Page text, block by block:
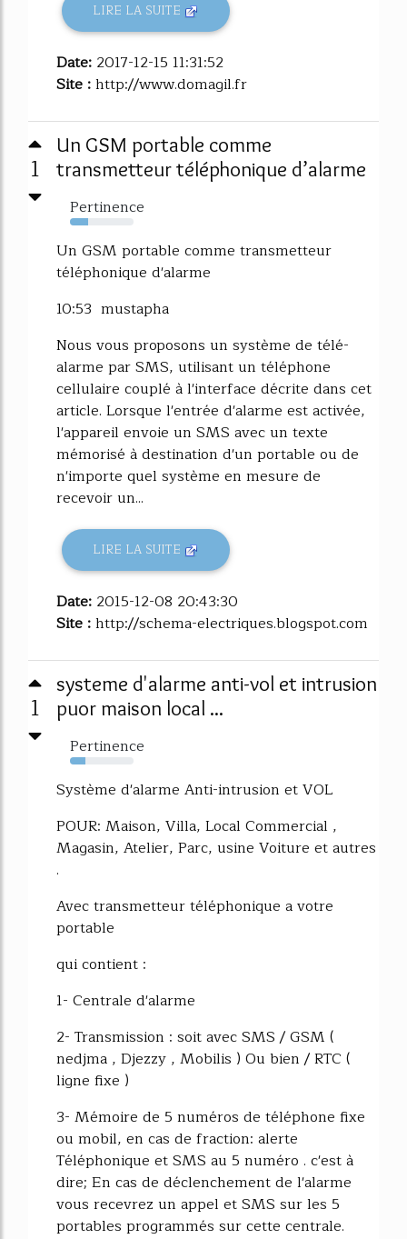
LIRE LA SUITE
Date: 2017-12-15 11:31:52
Site :http://www.domagil.fr
1
Un GSM portable comme
transmetteur téléphonique d’alarme
Pertinence
28%
Un GSM portable comme transmetteur
téléphonique d'alarme
10:53 mustapha
Nous vous proposons un système de télé-
alarme par SMS, utilisant un téléphone
cellulaire couplé à l'interface décrite dans cet
article. Lorsque l'entrée d'alarme est activée,
l'appareil envoie un SMS avec un texte
mémorisé à destination d'un portable ou de
n'importe quel système en mesure de
recevoir un...
LIRE LA SUITE
Date: 2015-12-08 20:43:30
Site :http://schema-electriques.blogspot.com
1
systeme d'alarme anti-vol et intrusion
puor maison local ...
Pertinence
24%
Système d'alarme Anti-intrusion et VOL
POUR: Maison, Villa, Local Commercial ,
Magasin, Atelier, Parc, usine Voiture et autres
.
Avec transmetteur téléphonique a votre
portable
qui contient :
1- Centrale d'alarme
2- Transmission : soit avec SMS / GSM (
nedjma , Djezzy , Mobilis ) Ou bien / RTC (
ligne fixe )
3- Mémoire de 5 numéros de téléphone fixe
ou mobil, en cas de fraction: alerte
Téléphonique et SMS au 5 numéro . c'est à
dire; En cas de déclenchement de l'alarme
vous recevrez un appel et SMS sur les 5
portables programmés sur cette centrale.